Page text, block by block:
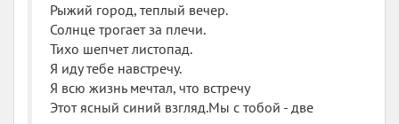
Тэтчер. А она истерит, визжит и тупит в самые
неподходящие моменты. Парнишка же не лыком шит.
У него неоконченное высшее за плечами, разбитое
сердце от предательства любви и служба в Чечне,
закончившаяся контузией и моральной травмой.
Посему он периодически отмороженный, выражается
Рыжий город, теплый вечер.
Солнце трогает за плечи.
Тихо шепчет листопад.
Я иду тебе навстречу.
Я всю жизнь мечтал, что встречу
Этот ясный синий взгляд.Мы с тобой - две